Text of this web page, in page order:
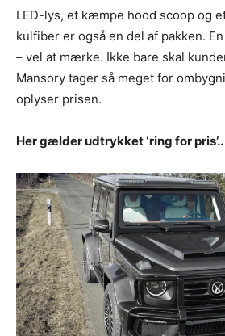
LED-lys, et kæmpe hood scoop og
kulfiber er også en del af pakken.
– vel at mærke. Ikke bare skal
Mansory tager så meget for
oplyser prisen.
Her gælder udtrykket ‘ring for pris’..